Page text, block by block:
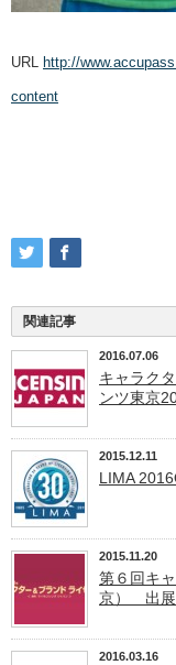
URL http://
content
関連記事
2016.07.06
キャラク
ンツ東京
2015.12.11
LIMA
2015.11.20
第６回キ
京） 出展
2016.03.16